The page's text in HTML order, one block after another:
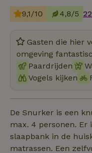
9,1/10 4,8/5
Gasten die hier
omgeving
Paardrijden
Vogels kijken
De Snurker is een
max. 4 personen. Er
slaapbank in de
matrassen. Een